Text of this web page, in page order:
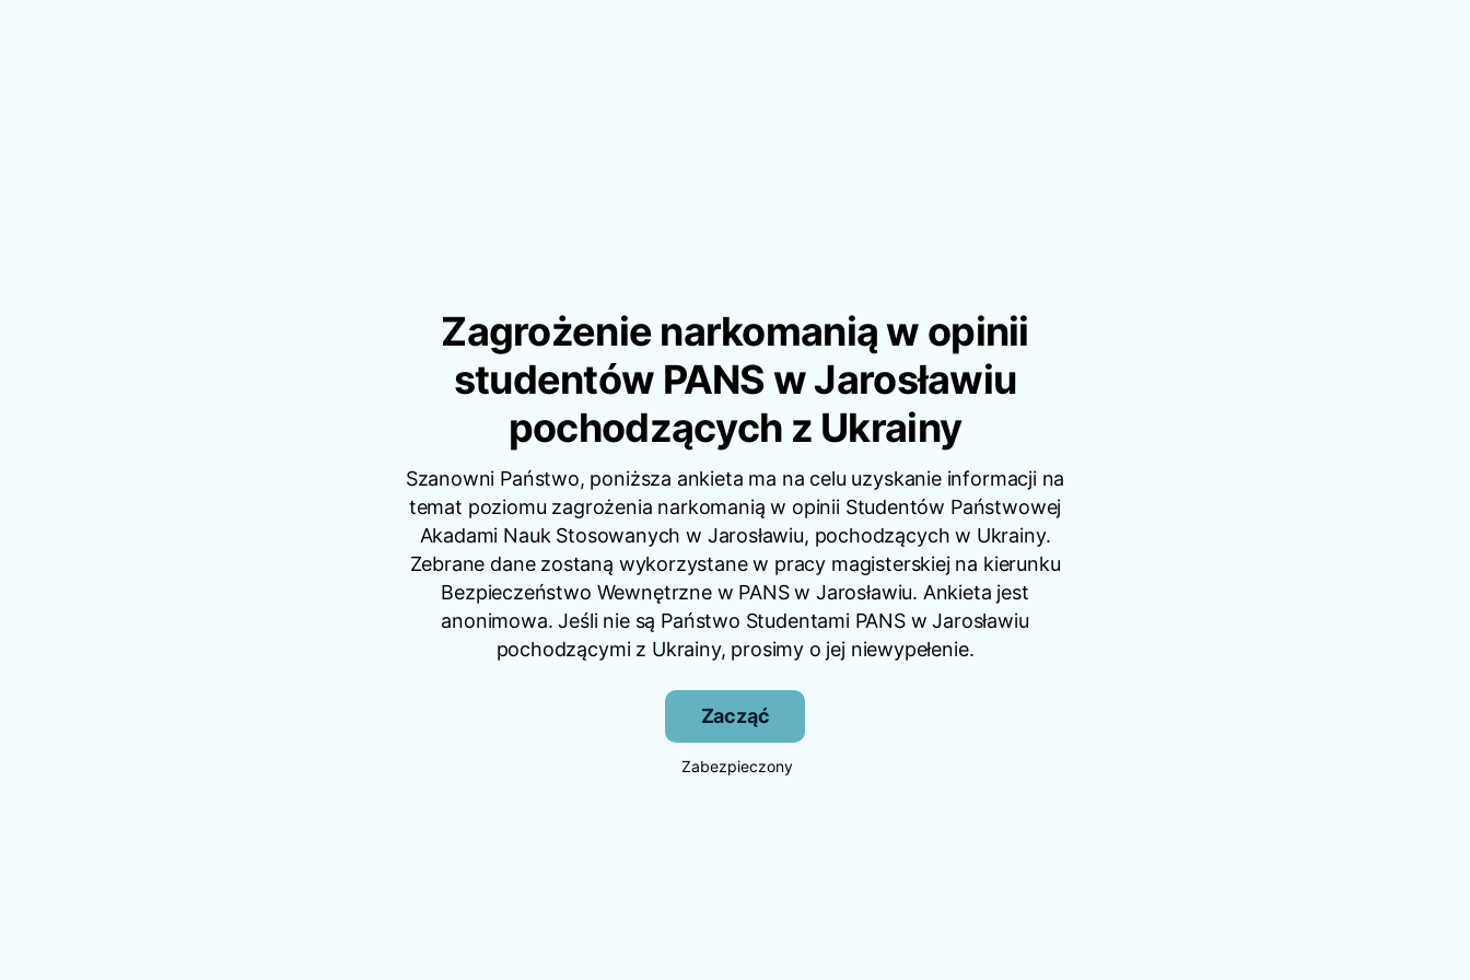
Zagrożenie narkomanią w opinii
studentów PANS w Jarosławiu
pochodzących z Ukrainy
Szanowni Państwo, poniższa ankieta ma na celu uzyskanie informacji na
temat poziomu zagrożenia narkomanią w opinii Studentów Państwowej
Akadami Nauk Stosowanych w Jarosławiu, pochodzących w Ukrainy.
Zebrane dane zostaną wykorzystane w pracy magisterskiej na kierunku
Bezpieczeństwo Wewnętrzne w PANS w Jarosławiu. Ankieta jest
anonimowa. Jeśli nie są Państwo Studentami PANS w Jarosławiu
pochodzącymi z Ukrainy, prosimy o jej niewypełenie.
Zacząć
Zabezpieczony